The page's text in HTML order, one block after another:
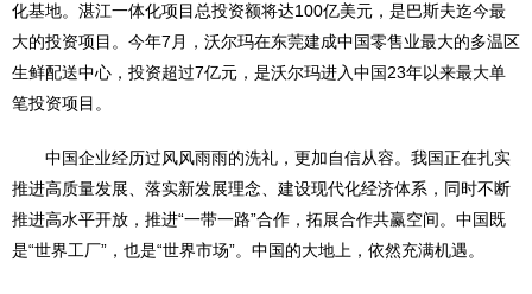
化基地。湛江一体化项目总投资额将达100亿美元，是巴斯夫迄今最
大的投资项目。今年7月，沃尔玛在东莞建成中国零售业最大的多温区
生鲜配送中心，投资超过7亿元，是沃尔玛进入中国23年以来最大单
笔投资项目。
中国企业经历过风风雨雨的洗礼，更加自信从容。我国正在扎实
推进高质量发展、落实新发展理念、建设现代化经济体系，同时不断
推进高水平开放，推进“一带一路”合作，拓展合作共赢空间。中国既
是“世界工厂”，也是“世界市场”。中国的大地上，依然充满机遇。